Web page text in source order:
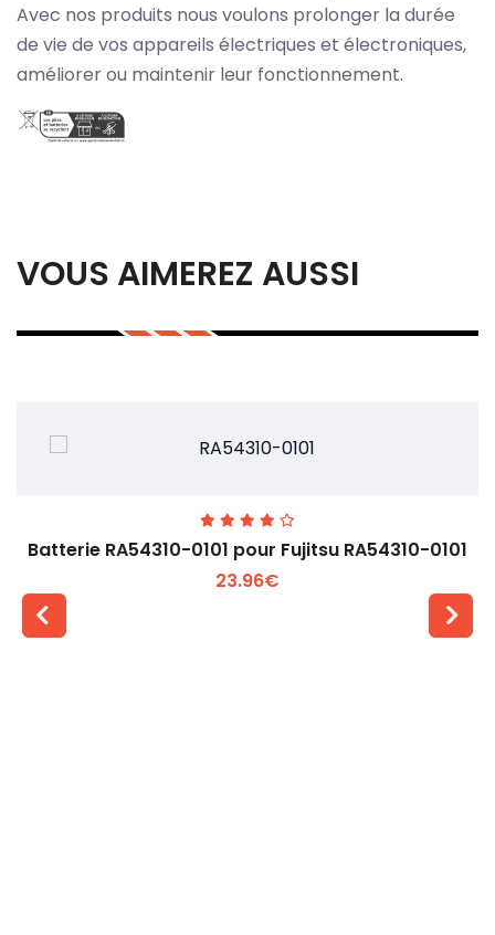
Avec nos produits nous voulons prolonger la durée
de vie de vos appareils électriques et électroniques,
améliorer ou maintenir leur fonctionnement.
VOUS AIMEREZ AUSSI
Batterie RA54310-0101 pour Fujitsu RA54310-0101
23.96€